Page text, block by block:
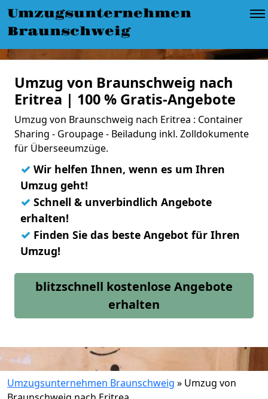
Umzugsunternehmen
Braunschweig
Umzug von Braunschweig nach
Eritrea | 100 % Gratis-Angebote
Umzug von Braunschweig nach Eritrea : Container
Sharing - Groupage - Beiladung inkl. Zolldokumente
für Überseeumzüge.
✓ Wir helfen Ihnen, wenn es um Ihren
Umzug geht!
✓ Schnell & unverbindlich Angebote
erhalten!
✓ Finden Sie das beste Angebot für Ihren
Umzug!
blitzschnell kostenlose Angebote
erhalten
Umzugsunternehmen Braunschweig » Umzug von